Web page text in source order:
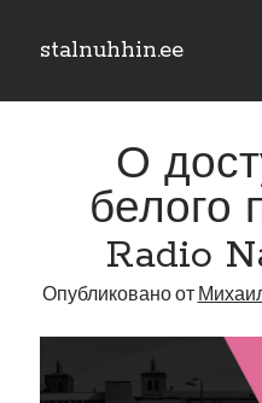
stalnuhhin.ee
Боковая
панель
Рубрики
В мире
Книга
О
белого
Radio
Опубликовано от